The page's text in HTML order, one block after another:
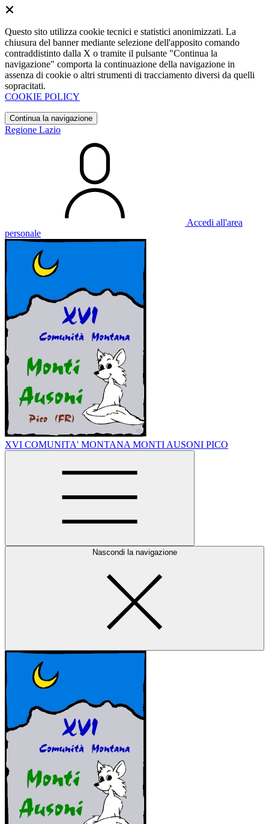
Questo sito utilizza cookie tecnici e statistici anonimizzati. La
chiusura del banner mediante selezione dell'apposito comando
contraddistinto dalla X o tramite il pulsante "Continua la
navigazione" comporta la continuazione della navigazione in
assenza di cookie o altri strumenti di tracciamento diversi da quelli
sopracitati.
COOKIE POLICY
Continua la navigazione
Regione Lazio
Accedi all'area
personale
XVI COMUNITA' MONTANA MONTI AUSONI PICO
Nascondi la navigazione